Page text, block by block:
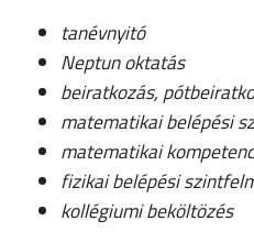
tanévnyitó
Neptun oktatás
beiratkozás,
matematikai belépési
matematikai
fizikai belépési
kollégiumi beköltözés